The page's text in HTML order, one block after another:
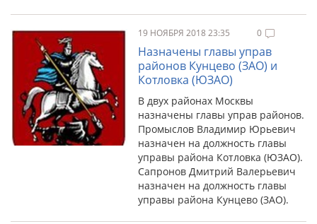
19 НОЯБРЯ 2018 23:35 0
Назначены главы управ
районов Кунцево (ЗАО) и
Котловка (ЮЗАО)
В двух районах Москвы
назначены главы управ районов.
Промыслов Владимир Юрьевич
назначен на должность главы
управы района Котловка (ЮЗАО).
Сапронов Дмитрий Валерьевич
назначен на должность главы
управы района Кунцево (ЗАО).